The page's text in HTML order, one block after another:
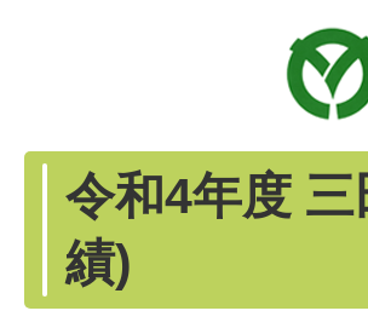
令和4年度
績)